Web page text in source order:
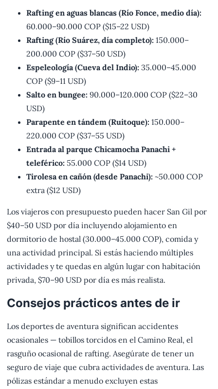
Rafting en aguas blancas (Río Fonce, medio día):
60.000–90.000 COP ($15–22 USD)
Rafting (Río Suárez, día completo): 150.000–
200.000 COP ($37–50 USD)
Espeleología (Cueva del Indio): 35.000–45.000
COP ($9–11 USD)
Salto en bungee: 90.000–120.000 COP ($22–30
USD)
Parapente en tándem (Ruitoque): 150.000–
220.000 COP ($37–55 USD)
Entrada al parque Chicamocha Panachi +
teleférico: 55.000 COP ($14 USD)
Tirolesa en cañón (desde Panachi): ~50.000 COP
extra ($12 USD)
Los viajeros con presupuesto pueden hacer San Gil por
$40–50 USD por día incluyendo alojamiento en
dormitorio de hostal (30.000–45.000 COP), comida y
una actividad principal. Si estás haciendo múltiples
actividades y te quedas en algún lugar con habitación
privada, $70–90 USD por día es más realista.
Consejos prácticos antes de ir
Los deportes de aventura significan accidentes
ocasionales — tobillos torcidos en el Camino Real, el
rasguño ocasional de rafting. Asegúrate de tener un
seguro de viaje que cubra actividades de aventura. Las
pólizas estándar a menudo excluyen estas